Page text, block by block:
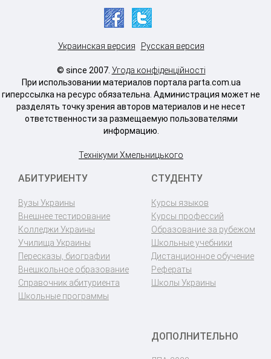
Украинская версия Русская версия
© since 2007. Угода конфіденційності
При использовании материалов портала parta.com.ua
гиперссылка на ресурс обязательна. Администрация может не
разделять точку зрения авторов материалов и не несет
ответственности за размещаемую пользователями
информацию.
Технікуми Хмельницького
АБИТУРИЕНТУ
Вузы Украины
Внешнее тестирование
Колледжи Украины
Училища Украины
Пересказы, биографии
Внешкольное образование
Справочник абитуриента
Школьные программы
СТУДЕНТУ
Курсы языков
Курсы профессий
Образование за рубежом
Школьные учебники
Дистанционное обучение
Рефераты
Школы Украины
ДОПОЛНИТЕЛЬНО